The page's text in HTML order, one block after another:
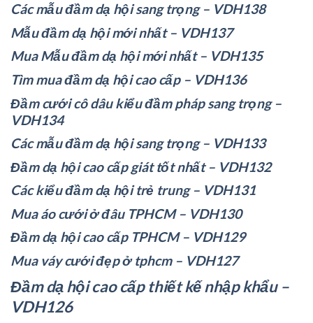
Các mẫu đầm dạ hội sang trọng – VDH138
Mẫu đầm dạ hội mới nhất – VDH137
Mua Mẫu đầm dạ hội mới nhất – VDH135
Tìm mua đầm dạ hội cao cấp – VDH136
Đầm cưới cô dâu kiểu đầm pháp sang trọng –
VDH134
Các mẫu đầm dạ hội sang trọng – VDH133
Đầm dạ hội cao cấp giát tốt nhất – VDH132
Các kiểu đầm dạ hội trẻ trung – VDH131
Mua áo cưới ở đâu TPHCM – VDH130
Đầm dạ hội cao cấp TPHCM – VDH129
Mua váy cưới đẹp ở tphcm – VDH127
Đầm dạ hội cao cấp thiết kế nhập khẩu –
VDH126